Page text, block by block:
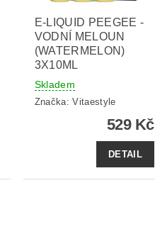
E-LIQUID PEEGEE -
VODNÍ MELOUN
(WATERMELON)
3X10ML
Skladem
Značka:Vitaestyle
529 Kč
DETAIL